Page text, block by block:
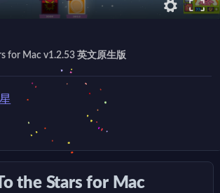
for Mac v1.2.53 英文原生版
the Stars for Mac